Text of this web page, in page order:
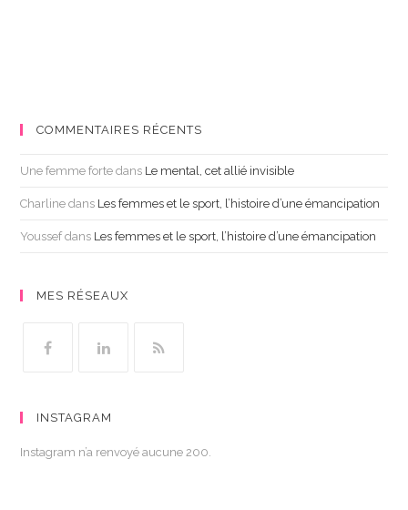
COMMENTAIRES RÉCENTS
Une femme forte dans Le mental, cet allié invisible
Charline dans Les femmes et le sport, l’histoire d’une émancipation
Youssefdans Les femmes et le sport, l’histoire d’une émancipation
MES RÉSEAUX
INSTAGRAM
Instagram n’a renvoyé aucune 200.